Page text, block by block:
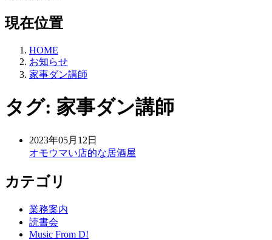
現在位置
HOME
お知らせ
家事ダン講師
タグ: 家事ダン講師
2023年05月12日
オモウマい店的な居酒屋
カテゴリ
業務案内
読書会
Music From D!